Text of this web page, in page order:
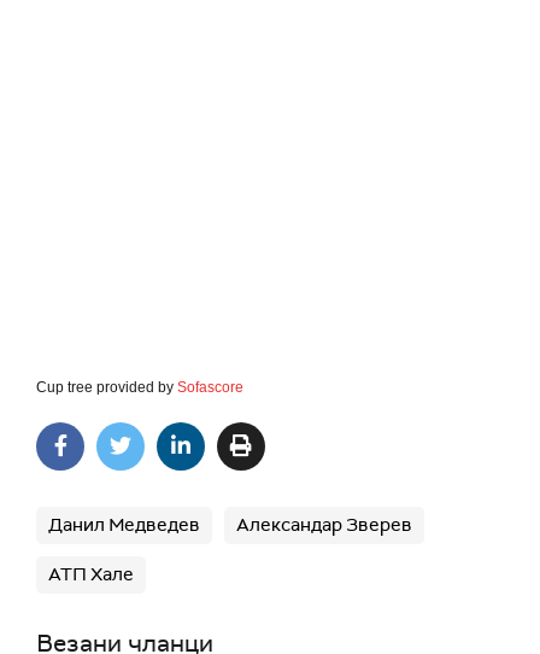
Cup tree provided by Sofascore
Данил Медведев Александар Зверев
АТП Хале
Везани чланци